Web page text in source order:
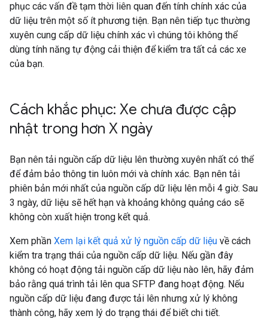
phục các vấn đề tạm thời liên quan đến tính chính xác của
dữ liệu trên một số ít phương tiện. Bạn nên tiếp tục thường
xuyên cung cấp dữ liệu chính xác vì chúng tôi không thể
dùng tính năng tự động cải thiện để kiểm tra tất cả các xe
của bạn.
Cách khắc phục: Xe chưa được cập
nhật trong hơn X ngày
Bạn nên tải nguồn cấp dữ liệu lên thường xuyên nhất có thể
để đảm bảo thông tin luôn mới và chính xác. Bạn nên tải
phiên bản mới nhất của nguồn cấp dữ liệu lên mỗi 4 giờ. Sau
3 ngày, dữ liệu sẽ hết hạn và khoảng không quảng cáo sẽ
không còn xuất hiện trong kết quả.
Xem phần Xem lại kết quả xử lý nguồn cấp dữ liệu về cách
kiểm tra trạng thái của nguồn cấp dữ liệu. Nếu gần đây
không có hoạt động tải nguồn cấp dữ liệu nào lên, hãy đảm
bảo rằng quá trình tải lên qua SFTP đang hoạt động. Nếu
nguồn cấp dữ liệu đang được tải lên nhưng xử lý không
thành công, hãy xem lý do trạng thái để biết chi tiết.